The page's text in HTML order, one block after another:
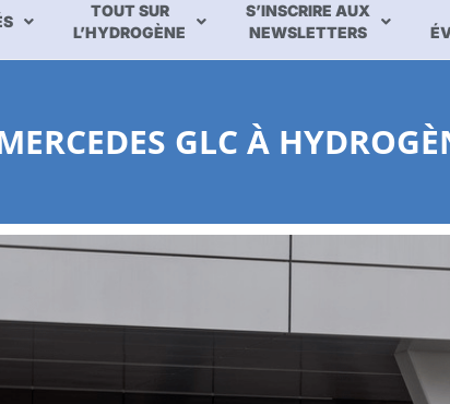
TOUT SUR
L’HYDROGÈNE
S’INSCRIRE AUX
NEWSLETTERS
GLC À